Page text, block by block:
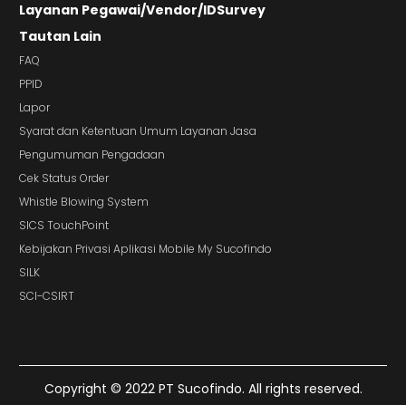
Layanan Pegawai/Vendor/IDSurvey
Tautan Lain
FAQ
PPID
Lapor
Syarat dan Ketentuan Umum Layanan Jasa
Pengumuman Pengadaan
Cek Status Order
Whistle Blowing System
SICS TouchPoint
Kebijakan Privasi Aplikasi Mobile My Sucofindo
SILK
SCI-CSIRT
Copyright © 2022 PT Sucofindo. All rights reserved.